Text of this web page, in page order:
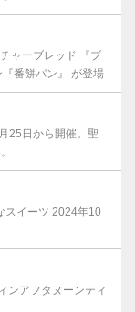
ャーブレッド 『ブ
番餅パン』 が登場
25日から開催。聖
スイーツ 2024年10
ンアフタヌーンティ